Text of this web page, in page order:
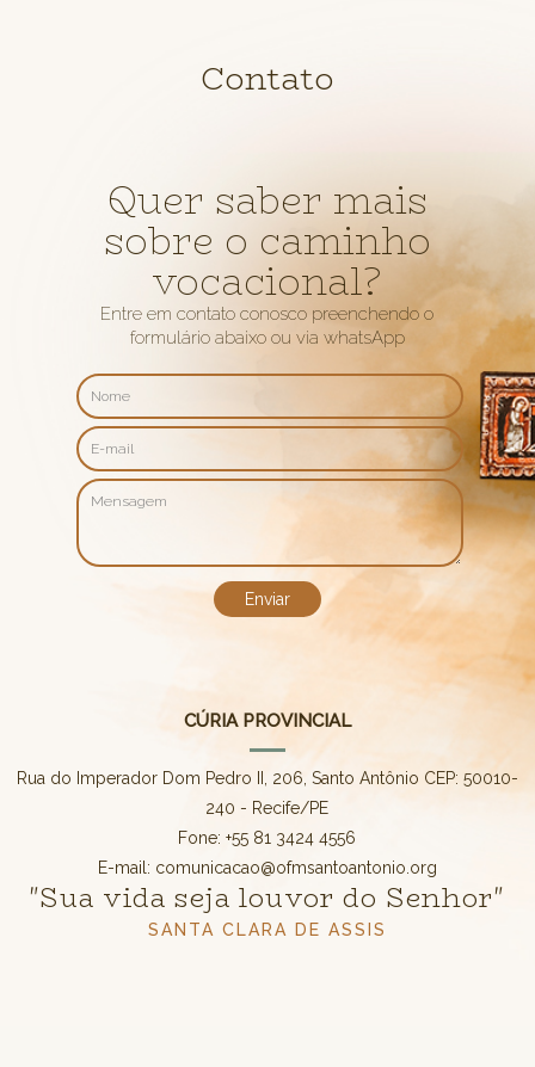
Contato
Quer saber mais
sobre o caminho
vocacional?
Entre em contato conosco preenchendo o
formulário abaixo ou via whatsApp
CÚRIA PROVINCIAL
Rua do Imperador Dom Pedro II, 206, Santo Antônio CEP: 50010-
240 - Recife/PE
Fone: +55 81 3424 4556
E-mail: comunicacao@ofmsantoantonio.org
"Sua vida seja louvor do Senhor"
SANTA CLARA DE ASSIS